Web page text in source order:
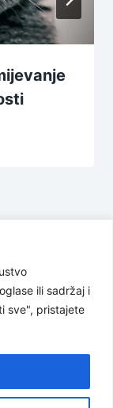
ili sadržaj i
sve", pristajete